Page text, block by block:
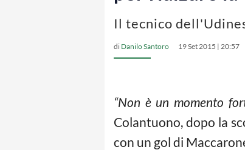
Il tecnico
di Danilo Santoro 19 Set 2015 | 20:57
“Non è un momento
Colantuono, dopo la
con un gol di